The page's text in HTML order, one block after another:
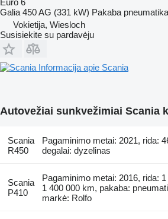
Euro 6
Galia 450 AG (331 kW) Pakaba
Vokietija, Wiesloch
Susisiekite su pardavėju
Informacija apie Scania
Autovežiai sunkvežimiai Scania
Scania
R450
Pagaminimo metai: 2021, rida:
degalai: dyzelinas
Scania
P410
Pagaminimo metai: 2016, rida:
1 400 000 km, pakaba:
markė: Rolfo